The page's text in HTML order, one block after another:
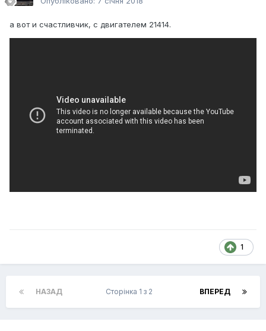
а вот и счастливчик, с двигателем 21414.
1
НАЗАД ВПЕРЕД
Сторінка 1 з 2